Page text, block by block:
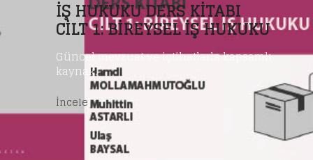
İŞ HUKUKU DERS KITABI
CILT 1: BIREYSEL İŞ HUKUKU
Güncel mevzuat ve içtihatlarla kapsamlı
kaynak.
İncele